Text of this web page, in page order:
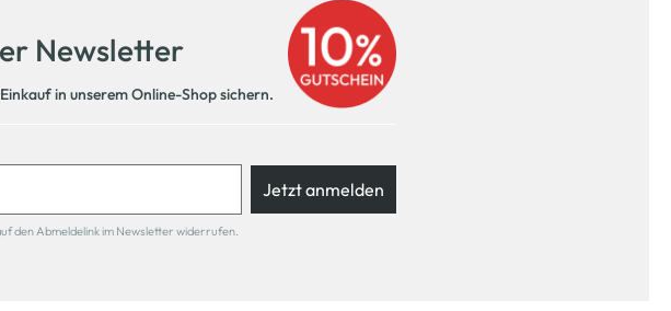
Newsletter
in unserem Online-Shop sichern.
Jetzt anmelden
den Abmeldelink im Newsletter widerrufen.